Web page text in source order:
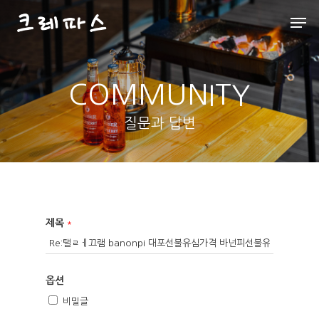
Hit enter to search or ESC to close
COMMUNITY
질문과 답변
제목 *
옵션
비밀글